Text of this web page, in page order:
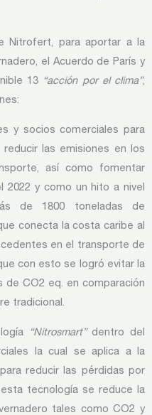
Nitrofert, para aportar a la
el Acuerdo de París y
13 “acción por el clima”,
y socios comerciales para
las emisiones en los
así como fomentar
2022 y como un hito a nivel
de 1800 toneladas de
conecta la costa caribe al
en el transporte de
con esto se logró evitar la
CO2 eq. en comparación
tradicional.
“Nitrosmart”dentro del
la cual se aplica a la
reducir las pérdidas por
tecnología se reduce la
tales como CO2 y